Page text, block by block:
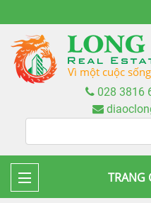
Vì một cuộc
028 3816
TRANG